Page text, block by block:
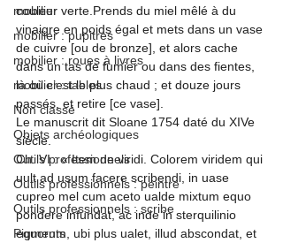
mobilier
mobilier : pupitres
mobilier : roues à livres
mobilier : tables
Non classé
Objets archéologiques
Outils professionnels
Outils professionnels : peintre
Outils professionnels : scribe
Pigments
couleur verte. Prends du miel mêlé à du
vinaigre en poids égal et mets dans un vase
de cuivre [ou de bronze], et alors cache
dans un tas de fumier ou dans des fientes,
là où c’est le plus chaud ; et douze jours
passés, et retire [ce vase].
Le manuscrit dit Sloane 1754 daté du XIVe
siècle.
Ch. VI : « Item de viridi. Colorem viridem qui
uult ad usum facere scribendi, in uase
cupreo mel cum aceto ualde mixtum equo
pondere infundat, ac inde in sterquilinio
equorum, ubi plus ualet, illud abscondat, et